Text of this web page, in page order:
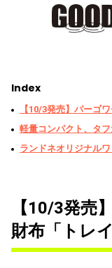
Index
【10/3発売】パーゴ
軽量コンパクト、タフ
ランドネオリジナル
【10/3発売
財布「トレ